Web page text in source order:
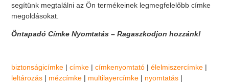
segítünk megtalálni az Ön termékeinek legmegfelelőbb címke
megoldásokat.
Öntapadó Címke Nyomtatás – Ragaszkodjon hozzánk!
biztonságicímke |címke |címkenyomtató |élelmiszercímke |
leltározás | mézcímke | multilayercímke | nyomtatás |